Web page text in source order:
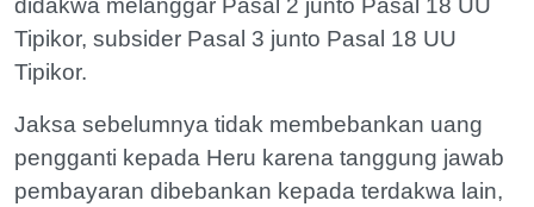
Tipikor, subsider Pasal 3 junto Pasal 18 UU
Tipikor.
Jaksa sebelumnya tidak membebankan uang
pengganti kepada Heru karena tanggung jawab
pembayaran dibebankan kepada terdakwa lain,